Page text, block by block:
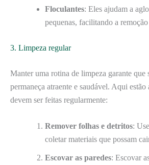
Floculantes: Eles ajudam a
pequenas, facilitando a
3. Limpeza regular
Manter uma rotina de limpeza garante que
permaneça atraente e saudável. Aqui estão
devem ser feitas regularmente:
Remover folhas e detritos:
coletar materiais que possam
Escovar as paredes: Escovar